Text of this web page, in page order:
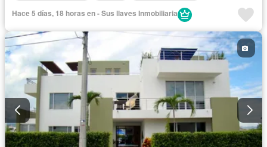
Hace 5 días, 18 horas en - Sus llaves Inmobiliaria